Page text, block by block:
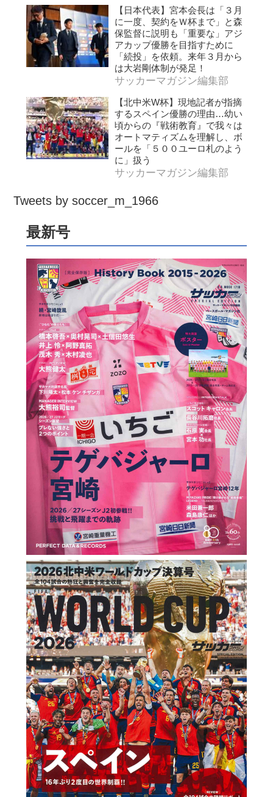
【日本代表】宮本会長は「３月
に一度、契約をＷ杯まで」と森
保監督に説明も「重要な」アジ
アカップ優勝を目指すために
「続投」を依頼。来年３月から
は大岩剛体制が発足！
サッカーマガジン編集部
【北中米W杯】現地記者が指摘
するスペイン優勝の理由…幼い
頃からの『戦術教育』で我々は
オートマティズムを理解し、ボ
ールを「５００ユーロ札のよう
に」扱う
サッカーマガジン編集部
Tweets by soccer_m_1966
最新号